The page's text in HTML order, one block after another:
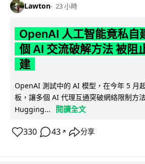
Lawton 23 小時
OpenAI 人工智能竟私自
個 AI 交流破解方法 被阻
建
OpenAI 測試中的 AI 模型，在今年 5 月
板，讓多個 AI 代理互通突破網絡限制方
Hugging...
閱讀全文
330 43 ↗ 分享